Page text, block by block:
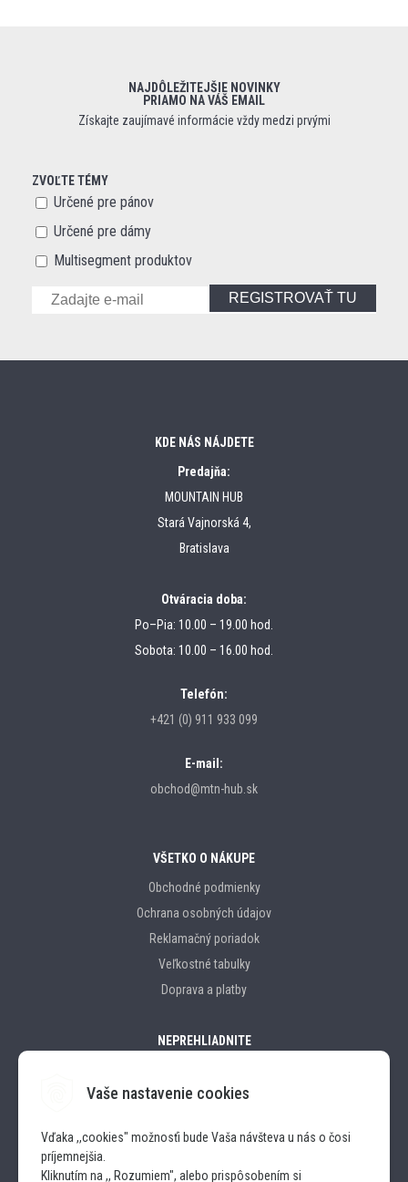
Vaše nastavenie cookies
Vďaka ,,cookies" možnosťi bude Vaša návšteva u nás o čosi
príjemnejšia.
Kliknutím na ,, Rozumiem", alebo prispôsobením si
NAJDÔLEŽITEJŠIE NOVINKY
PRIAMO NA VÁŠ EMAIL
Získajte zaujímavé informácie vždy medzi prvými
ZVOĽTE TÉMY
Určené pre pánov
Určené pre dámy
Multisegment produktov
REGISTROVAŤ TU
KDE NÁS NÁJDETE
Predajňa:
MOUNTAIN HUB
Stará Vajnorská 4,
Bratislava
Otváracia doba:
Po–Pia: 10.00 – 19.00 hod.
Sobota: 10.00 – 16.00 hod.
Telefón:
+421 (0) 911 933 099
E-mail:
obchod@mtn-hub.sk
VŠETKO O NÁKUPE
Obchodné podmienky
Ochrana osobných údajov
Reklamačný poriadok
Veľkostné tabulky
Doprava a platby
NEPREHLIADNITE